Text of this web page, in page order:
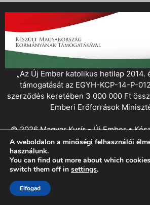
„Az Új Ember katolikus hetilap 2014.
támogatását az EGYH-KCP-14-P-
szerződés keretében 3 000 000 Ft
Emberi Erőforrások
© 2026 Magyar Kurír - Új Ember•
A weboldalon a minőségi felhasználói
használunk.
You can find out more about which
switch them off in settings.
Elfogad